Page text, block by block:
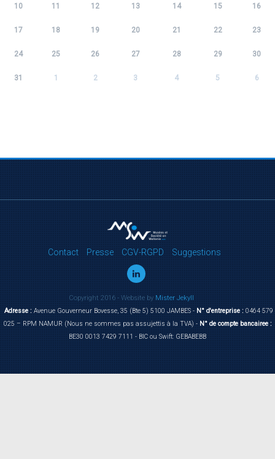
10 11 12 13 14 15 16
17 18 19 20 21 22 23
24 25 26 27 28 29 30
31 1 2 3 4 5 6
Contact Presse CGV-RGPD Suggestions
Copyright 2016 - Website byMister Jekyll
Adresse :Avenue Gouverneur Bovesse, 35 (Bte 5) 5100 JAMBES -N° d'entreprise :0464 579
025 – RPM NAMUR (Nous ne sommes pas assujettis à la TVA) -N° de compte bancairee :
BE30 0013 7429 7111 - BIC ou Swift: GEBABEBB